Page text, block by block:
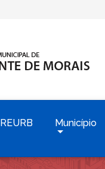
REURB Município